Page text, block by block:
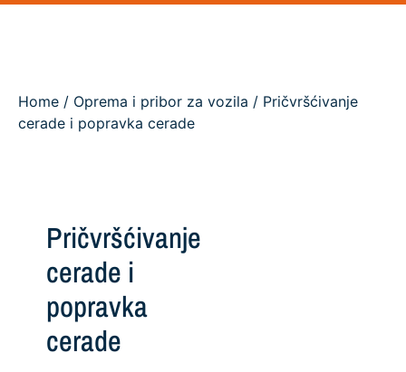
Home / Oprema i pribor za vozila / Pričvršćivanje
cerade i popravka cerade
Pričvršćivanje
cerade i
popravka
cerade